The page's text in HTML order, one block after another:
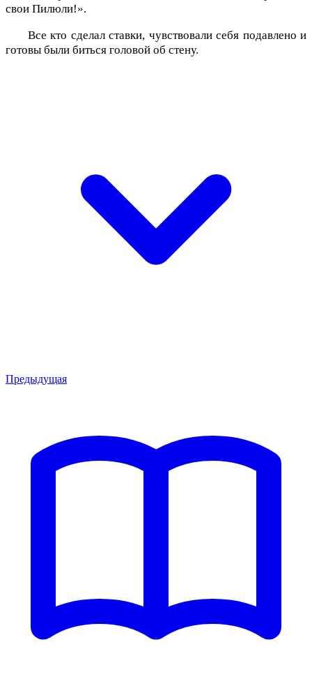
свои Пилюли!».
Все кто сделал ставки, чувствовали себя подавлено и
готовы были биться головой об стену.
Предыдущая